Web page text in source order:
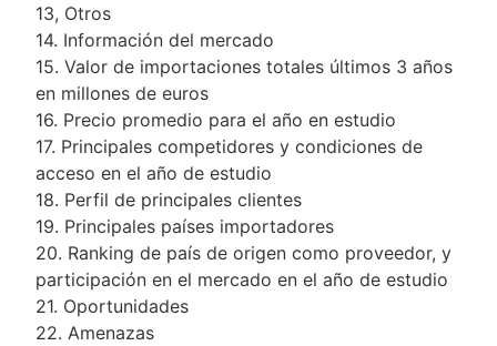
13, Otros
14. Información del mercado
15. Valor de importaciones totales últimos 3 años
en millones de euros
16. Precio promedio para el año en estudio
17. Principales competidores y condiciones de
acceso en el año de estudio
18. Perfil de principales clientes
19. Principales países importadores
20. Ranking de país de origen como proveedor, y
participación en el mercado en el año de estudio
21. Oportunidades
22. Amenazas